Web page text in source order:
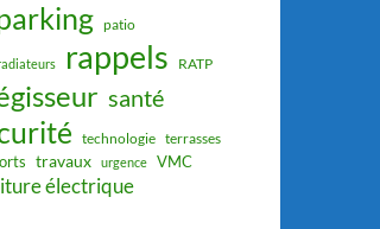
patio
rappels RATP
santé
technologie terrasses
travaux urgence VMC
électrique